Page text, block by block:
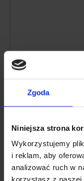
Zgoda
Niniejsza strona
Wykorzystujemy
i reklam, aby
analizować ruch w
korzystasz z naszej
witanii
grzyba
Dzienna